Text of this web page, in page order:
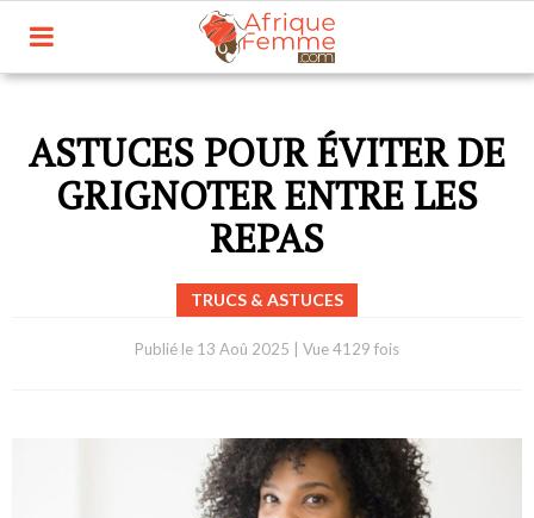
ASTUCES POUR ÉVITER DE
GRIGNOTER ENTRE LES
REPAS
TRUCS & ASTUCES
Publié le 13 Aoû 2025 Vue 4129 fois